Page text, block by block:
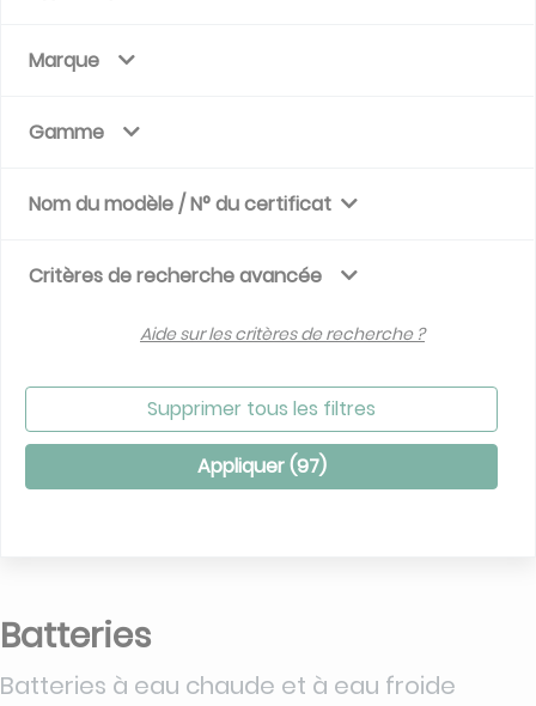
Marque
Gamme
Nom du modèle / N° du certificat
Critères de recherche avancée
Aide sur les critères de recherche ?
Supprimer tous les filtres
Appliquer (97)
Batteries
Batteries à eau chaude et à eau froide